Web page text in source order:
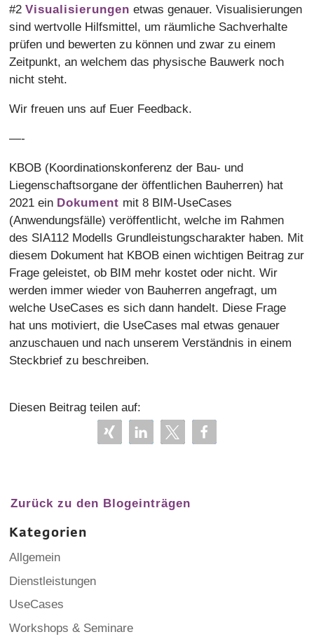
#2Visualisierungen etwas genauer. Visualisierungen
sind wertvolle Hilfsmittel, um räumliche Sachverhalte
prüfen und bewerten zu können und zwar zu einem
Zeitpunkt, an welchem das physische Bauwerk noch
nicht steht.
Wir freuen uns auf Euer Feedback.
—-
KBOB (Koordinationskonferenz der Bau- und
Liegenschaftsorgane der öffentlichen Bauherren) hat
2021 ein Dokument mit 8 BIM-UseCases
(Anwendungsfälle) veröffentlicht, welche im Rahmen
des SIA112 Modells Grundleistungscharakter haben. Mit
diesem Dokument hat KBOB einen wichtigen Beitrag zur
Frage geleistet, ob BIM mehr kostet oder nicht. Wir
werden immer wieder von Bauherren angefragt, um
welche UseCases es sich dann handelt. Diese Frage
hat uns motiviert, die UseCases mal etwas genauer
anzuschauen und nach unserem Verständnis in einem
Steckbrief zu beschreiben.
Diesen Beitrag teilen auf:
Zurück zu den Blogeinträgen
Kategorien
Allgemein
Dienstleistungen
UseCases
Workshops & Seminare